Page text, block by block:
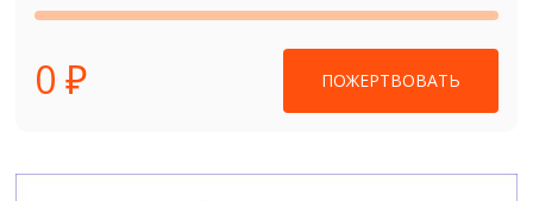
0 ₽ ПОЖЕРТВОВАТЬ